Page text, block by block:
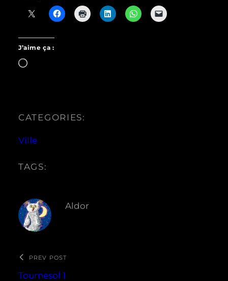
J’aime ça :
Chargement…
CATEGORIES:
Ville
TAGS:
Aldor
PREV POST
Tournesol 1